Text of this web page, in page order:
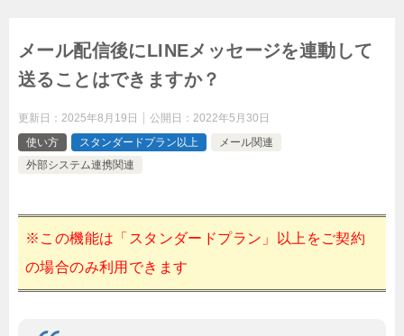
メール配信後にLINEメッセージを連動して
送ることはできますか？
更新日： 2025年8月19日 公開日： 2022年5月30日
使い方
スタンダードプラン以上
メール関連
外部システム連携関連
※この機能は「スタンダードプラン」以上をご契約
の場合のみ利用できます